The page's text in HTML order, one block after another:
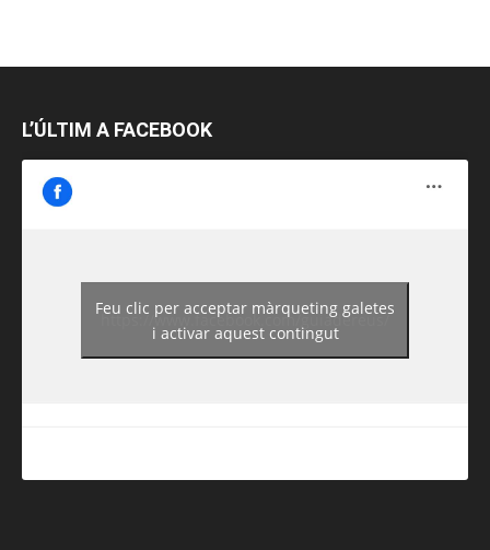
L’ÚLTIM A FACEBOOK
https://www.facebook.com/guiadereus/
Feu clic per acceptar màrqueting galetes
i activar aquest contingut